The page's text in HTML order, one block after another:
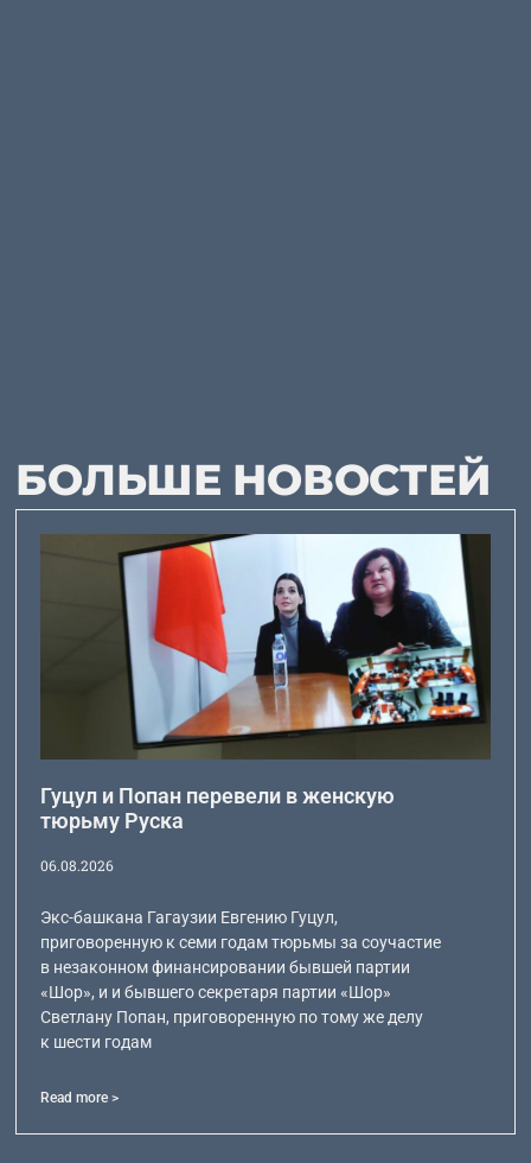
БОЛЬШЕ НОВОСТЕЙ
Гуцул и Попан перевели в женскую
тюрьму Руска
06.08.2026
Экс-башкана Гагаузии Евгению Гуцул,
приговоренную к семи годам тюрьмы за соучастие
в незаконном финансировании бывшей партии
«Шор», и и бывшего секретаря партии «Шор»
Светлану Попан, приговоренную по тому же делу
к шести годам
Read more >